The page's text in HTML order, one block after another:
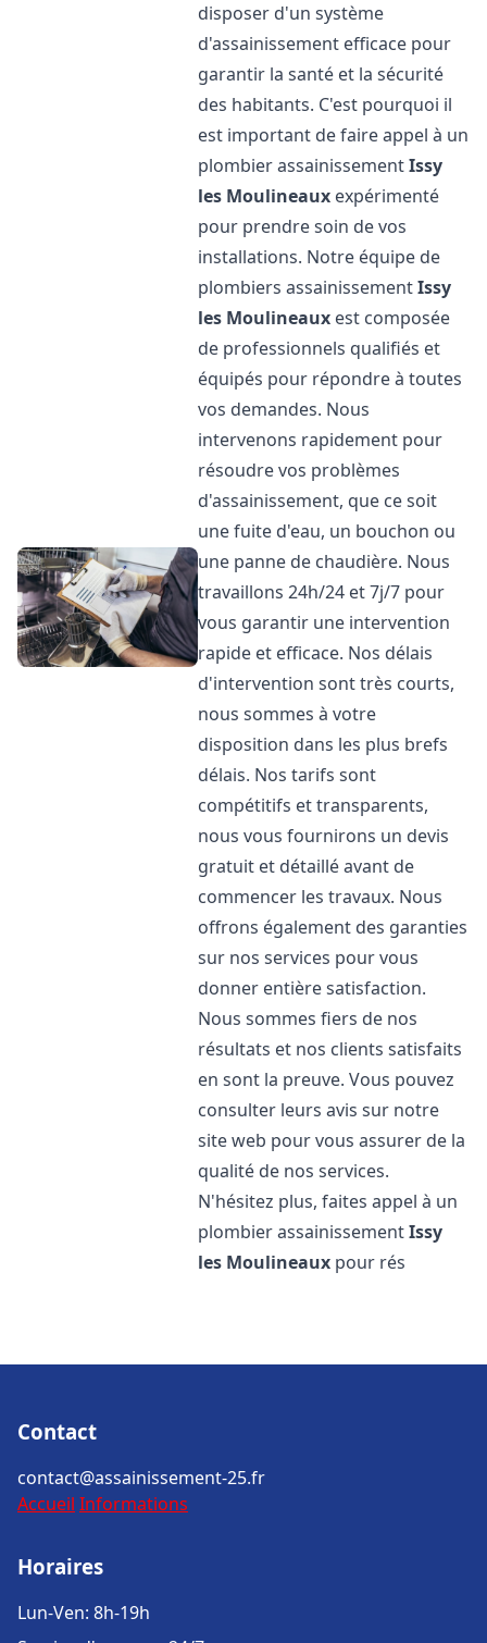
disposer d'un système
d'assainissement efficace pour
garantir la santé et la sécurité
des habitants. C'est pourquoi il
est important de faire appel à un
plombier assainissementIssy
les Moulineaux expérimenté
pour prendre soin de vos
installations. Notre équipe de
plombiers assainissementIssy
les Moulineaux est composée
de professionnels qualifiés et
équipés pour répondre à toutes
vos demandes. Nous
intervenons rapidement pour
résoudre vos problèmes
d'assainissement, que ce soit
une fuite d'eau, un bouchon ou
une panne de chaudière. Nous
travaillons 24h/24 et 7j/7 pour
vous garantir une intervention
rapide et efficace. Nos délais
d'intervention sont très courts,
nous sommes à votre
disposition dans les plus brefs
délais. Nos tarifs sont
compétitifs et transparents,
nous vous fournirons un devis
gratuit et détaillé avant de
commencer les travaux. Nous
offrons également des garanties
sur nos services pour vous
donner entière satisfaction.
Nous sommes fiers de nos
résultats et nos clients satisfaits
en sont la preuve. Vous pouvez
consulter leurs avis sur notre
site web pour vous assurer de la
qualité de nos services.
N'hésitez plus, faites appel à un
plombier assainissementIssy
les Moulineaux pour rés
Contact
contact@assainissement-25.fr
Accueil Informations
Horaires
Lun-Ven: 8h-19h